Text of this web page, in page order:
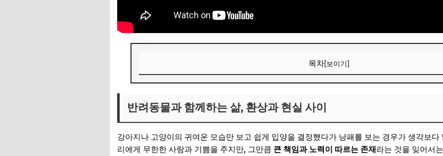
목차[보이기]
📌 지금 뜨는 꿀정보! 놓치지 마세요
우리 집은 괜찮을까? 주거 형태별 반려동물 규정 완벽 해부
반려동물과 함께하는 삶, 환상과 현실 사이
강아지나 고양이의 귀여운 모습만 보고 쉽게 입양을 결정했다가 낭패를 보는 경우가 생각보
리에게 무한한 사랑과 기쁨을 주지만, 그만큼 큰 책임과 노력이 따르는 존재 라는 것을 잊어서